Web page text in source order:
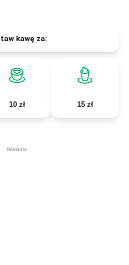
kawę za:
10 zł 15 zł
Reklama